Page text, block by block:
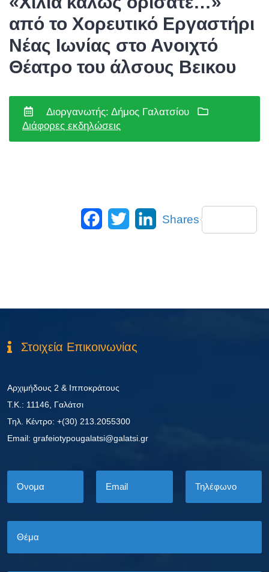
από το Χορευτικό Εργαστήρι
Νέας Ιωνίας στο Ανοιχτό
Θέατρο του άλσους Βεικου
Διοργανωτής: Δήμος Γαλατσίου
Διάφορες εκδηλώσεις
Facebook
Twitter LinkedIn
Shares
Στοιχεία Επικοινωνίας
Αρχιμήδους 2 & Ιπποκράτους
Τ.Κ.: 11146, Γαλάτσι
Τηλ. Κέντρο: +(30) 213.2055300
Εmail: grafeiotypougalatsi@galatsi.gr